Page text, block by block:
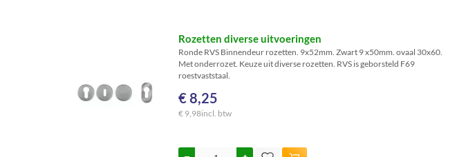
Rozetten diverse uitvoeringen
Ronde RVS Binnendeur rozetten. 9x52mm. Zwart 9 x50mm. ovaal 30x60.
Met onderrozet. Keuze uit diverse rozetten. RVS is geborsteld F69
roestvaststaal.
€ 8,25
€ 9,98incl. btw